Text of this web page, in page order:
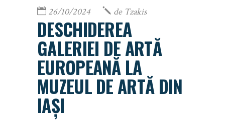
26/10/2024 de Tzakis
DESCHIDEREA
GALERIEI DE ARTĂ
EUROPEANĂ LA
MUZEUL DE ARTĂ DIN
IAȘI